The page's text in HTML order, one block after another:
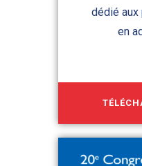
dédié aux
en